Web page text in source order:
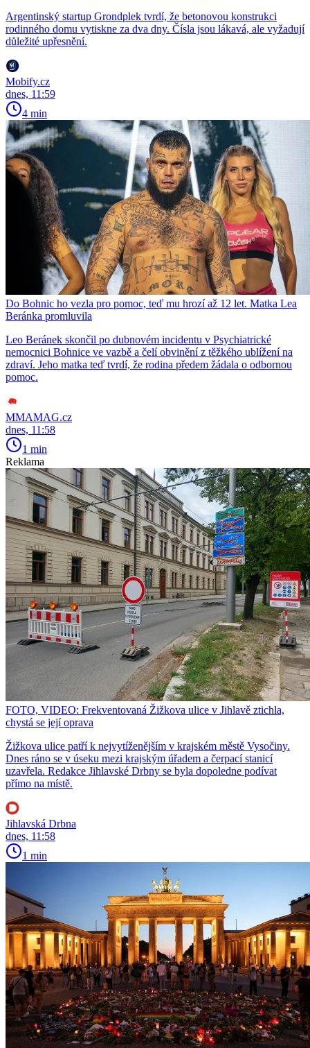
Argentinský startup Grondplek tvrdí, že betonovou konstrukci
rodinného domu vytiskne za dva dny. Čísla jsou lákavá, ale vyžadují
důležité upřesnění.
Mobify.cz
dnes, 11:59
4 min
Do Bohnic ho vezla pro pomoc, teď mu hrozí až 12 let. Matka Lea
Beránka promluvila
Leo Beránek skončil po dubnovém incidentu v Psychiatrické
nemocnici Bohnice ve vazbě a čelí obvinění z těžkého ublížení na
zdraví. Jeho matka teď tvrdí, že rodina předem žádala o odbornou
pomoc.
MMAMAG.cz
dnes, 11:58
1 min
Reklama
FOTO, VIDEO: Frekventovaná Žižkova ulice v Jihlavě ztichla,
chystá se její oprava
Žižkova ulice patří k nejvytíženějším v krajském městě Vysočiny.
Dnes ráno se v úseku mezi krajským úřadem a čerpací stanicí
uzavřela. Redakce Jihlavské Drbny se byla dopoledne podívat
přímo na místě.
Jihlavská Drbna
dnes, 11:58
1 min